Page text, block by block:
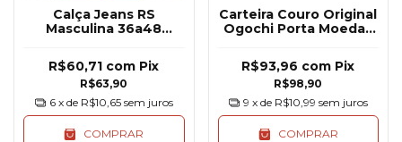
Calça Jeans RS
Masculina 36a48
R$63,90
R$60,71 com Pix
6 x de R$10,65 sem juros
COMPRAR
Carteira Couro Original
Ogochi Porta Moedas
R$98,90
R$93,96 com Pix
9 x de R$10,99 sem juros
COMPRAR